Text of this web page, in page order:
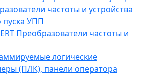
частоты и устройства
пуска УПП
Преобразователи частоты и
логические
(ПЛК), панели оператора